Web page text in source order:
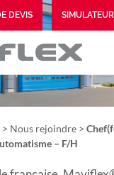
DEVIS SIMULATEUR
EXTRANET
> Nous rejoindre >
– F/H